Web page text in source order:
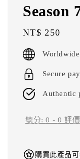
Season
Regular
price
NT$ 250
Secure
Authentic
總分:0 - 0 評價
購買此產品